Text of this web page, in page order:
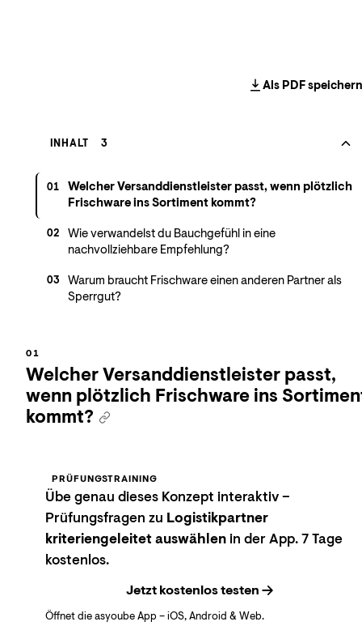
Als PDF speichern
INHALT 3
01
Welcher Versanddienstleister passt, wenn plötzlich
Frischware ins Sortiment kommt?
02
Wie verwandelst du Bauchgefühl in eine
nachvollziehbare Empfehlung?
03
Warum braucht Frischware einen anderen Partner als
Sperrgut?
Welcher Versanddienstleister passt,
wenn plötzlich Frischware ins
kommt?
PRÜFUNGSTRAINING
Übe genau dieses Konzept interaktiv –
Prüfungsfragen zu Logistikpartner
kriteriengeleitet auswählenin der App. 7 Tage
kostenlos.
Jetzt kostenlos testen
Öffnet die asyoube App – iOS, Android & Web.